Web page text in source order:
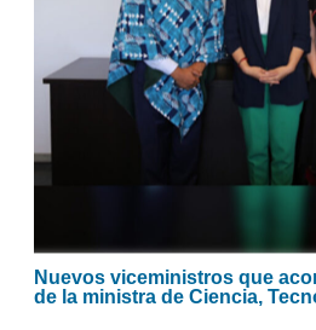
Nuevos viceministros que
de la ministra de Ciencia,